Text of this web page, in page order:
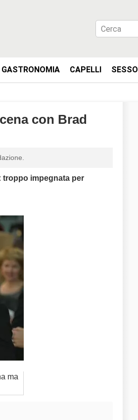
GASTRONOMIA CAPELLI SESSO
con Brad
troppo impegnata per
ma